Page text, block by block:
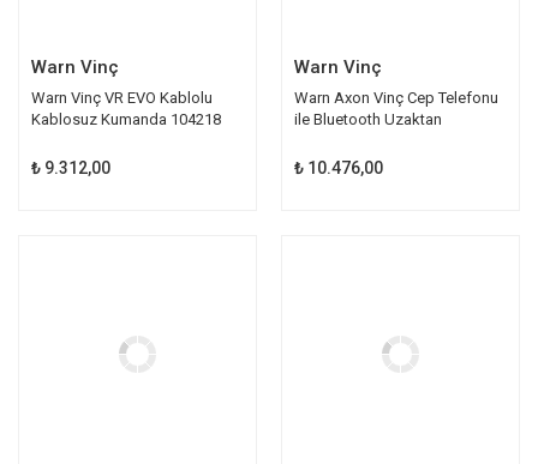
Warn Vinç
Warn Vinç VR EVO Kablolu
Kablosuz Kumanda 104218
₺ 9.312,00
Warn Vinç
Warn Axon Vinç Cep Telefonu
ile Bluetooth Uzaktan
₺ 10.476,00